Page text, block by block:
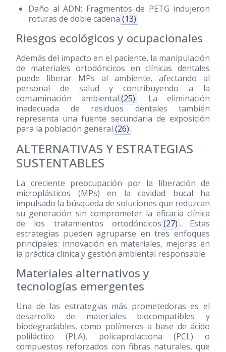
Daño al ADN: Fragmentos de PETG indujeron
roturas de doble cadena (13) .
Riesgos ecológicos y ocupacionales
Además del impacto en el paciente, la manipulación
de materiales ortodóncicos en clínicas dentales
puede liberar MPs al ambiente, afectando al
personal de salud y contribuyendo a la
contaminación ambiental (25) . La eliminación
inadecuada de residuos dentales también
representa una fuente secundaria de exposición
para la población general (26) .
ALTERNATIVAS Y ESTRATEGIAS
SUSTENTABLES
La creciente preocupación por la liberación de
microplásticos (MPs) en la cavidad bucal ha
impulsado la búsqueda de soluciones que reduzcan
su generación sin comprometer la eficacia clínica
de los tratamientos ortodóncicos (27) . Estas
estrategias pueden agruparse en tres enfoques
principales: innovación en materiales, mejoras en
la práctica clínica y gestión ambiental responsable.
Materiales alternativos y
tecnologías emergentes
Una de las estrategias más prometedoras es el
desarrollo de materiales biocompatibles y
biodegradables, como polímeros a base de ácido
poliláctico (PLA), policaprolactona (PCL) o
compuestos reforzados con fibras naturales, que